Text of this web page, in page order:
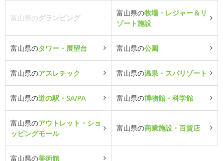
富山県のグランピング
富山県の牧場・レジャー＆リ
ゾート施設
富山県のタワー・展望台 富山県の公園
富山県のアスレチック 富山県の温泉・スパリゾート
富山県の道の駅・SA/PA 富山県の博物館・科学館
富山県のアウトレット・ショ
ッピングモール
富山県の商業施設・百貨店
富山県の美術館